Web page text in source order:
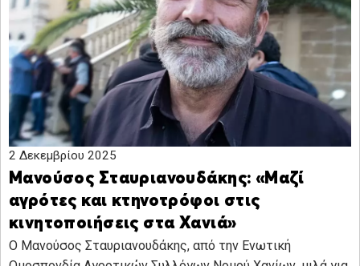
2 Δεκεμβρίου 2025
Μανούσος Σταυριανουδάκης: «Μαζί
αγρότες και κτηνοτρόφοι στις
κινητοποιήσεις στα Χανιά»
Ο Μανούσος Σταυριανουδάκης, από την Ενωτική